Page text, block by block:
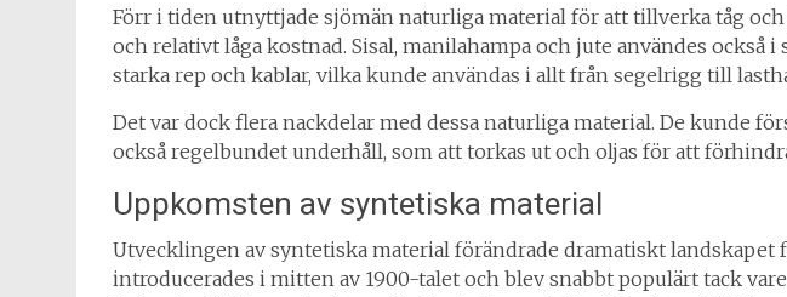
Förr i tiden utnyttjade sjömän naturliga material för att tillverka tåg
och relativt låga kostnad. Sisal, manilahampa och jute användes
starka rep och kablar, vilka kunde användas i allt från segelrigg till
Det var dock flera nackdelar med dessa naturliga material. De kunde
också regelbundet underhåll, som att torkas ut och oljas för att
Uppkomsten av syntetiska material
Utvecklingen av syntetiska material förändrade dramatiskt
introducerades i mitten av 1900-talet och blev snabbt populärt tack